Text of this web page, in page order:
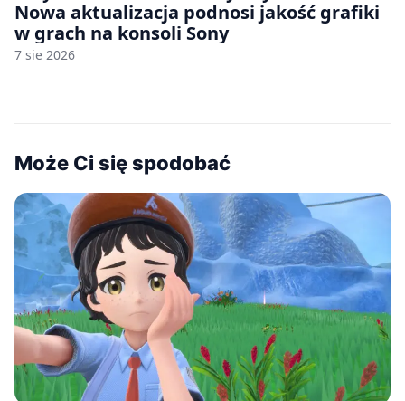
Nowa aktualizacja podnosi jakość grafiki
w grach na konsoli Sony
7 sie 2026
Może Ci się spodobać